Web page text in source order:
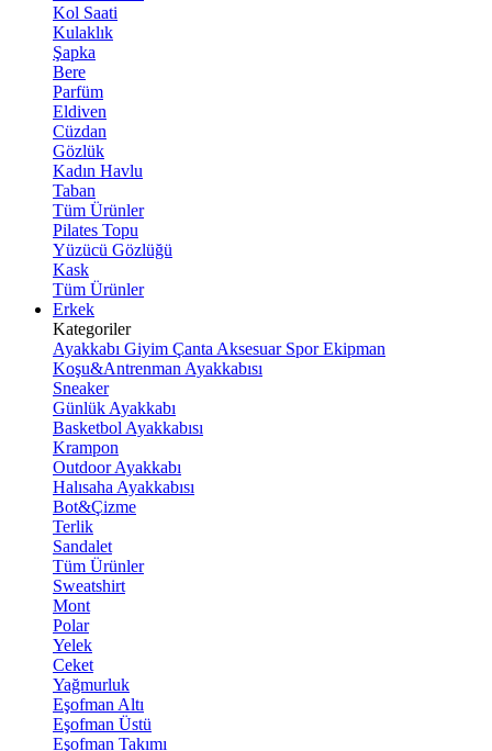
Kol Saati
Kulaklık
Şapka
Bere
Parfüm
Eldiven
Cüzdan
Gözlük
Kadın Havlu
Taban
Tüm Ürünler
Pilates Topu
Yüzücü Gözlüğü
Kask
Tüm Ürünler
Erkek
Kategoriler
Ayakkabı Giyim Çanta Aksesuar Spor Ekipman
Koşu&Antrenman Ayakkabısı
Sneaker
Günlük Ayakkabı
Basketbol Ayakkabısı
Krampon
Outdoor Ayakkabı
Halısaha Ayakkabısı
Bot&Çizme
Terlik
Sandalet
Tüm Ürünler
Sweatshirt
Mont
Polar
Yelek
Ceket
Yağmurluk
Eşofman Altı
Eşofman Üstü
Eşofman Takımı